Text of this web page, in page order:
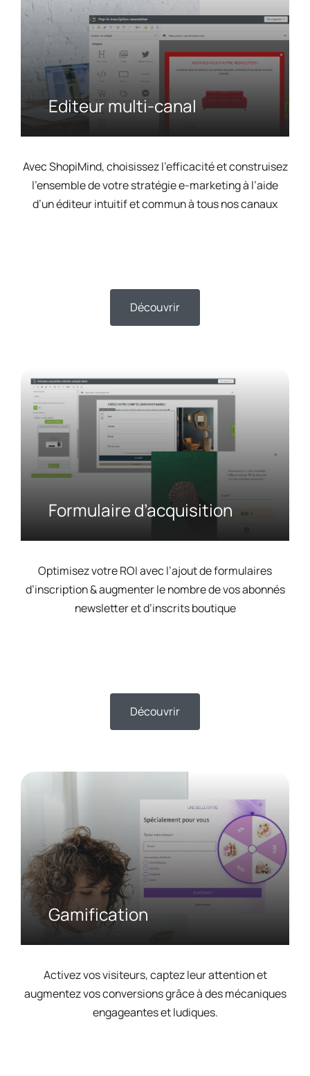
Editeur multi-canal
Avec ShopiMind, choisissez l'efficacité et construisez
l’ensemble de votre stratégie e-marketing à l’aide
d’un éditeur intuitif et commun à tous nos canaux
Découvrir
Formulaire d’acquisition
Optimisez votre ROI avec l’ajout de formulaires
d’inscription & augmenter le nombre de vos abonnés
newsletter et d’inscrits boutique
Découvrir
Gamification
Activez vos visiteurs, captez leur attention et
augmentez vos conversions grâce à des mécaniques
engageantes et ludiques.